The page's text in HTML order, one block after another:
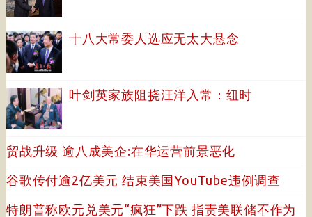
十八大常委人选应无太大悬念
叶剑英家族阻挠汪洋入常：纽时
贸战升级 逾八成美企:在华运营前景恶化
谷歌传付逾2亿美元 结束美国YouTube违例调查
特朗普称欧元兑美元“疯狂”下跌 指责美联储不作为